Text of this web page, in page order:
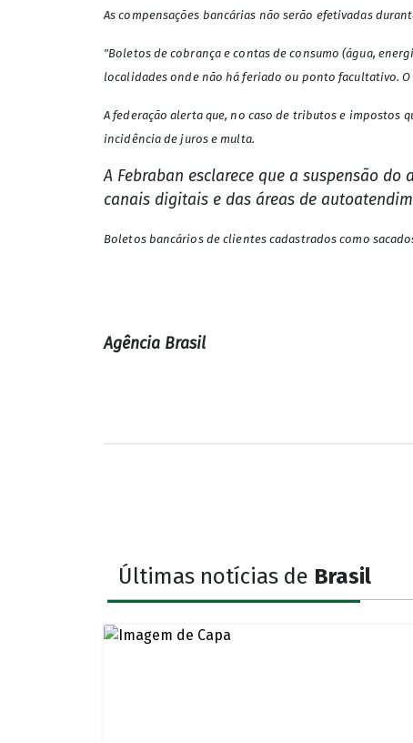
As compensações bancárias não serão efetivadas
"Boletos de cobrança e contas de consumo (água,
localidades onde não há feriado ou ponto facultativo.
A federação alerta que, no caso de tributos e impostos
incidência de juros e multa.
A Febraban esclarece que a suspensão
canais digitais e das áreas de
Boletos bancários de clientes cadastrados como
Agência Brasil
Últimas notícias de Brasil